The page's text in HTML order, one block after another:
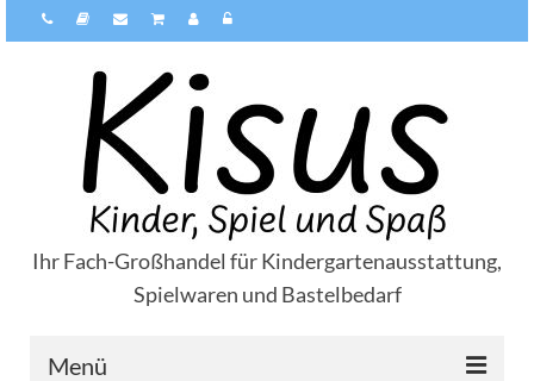
Ihr Fach-Großhandel für Kindergartenausstattung,
Spielwaren und Bastelbedarf
Menü